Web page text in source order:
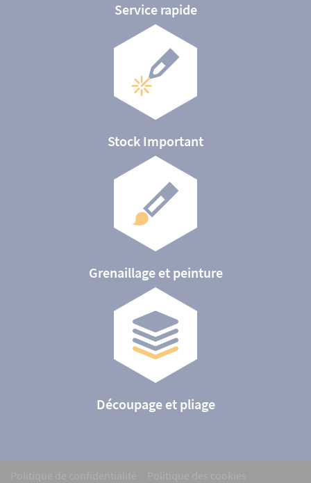
Service rapide
Stock Important
Grenaillage et peinture
Découpage et pliage